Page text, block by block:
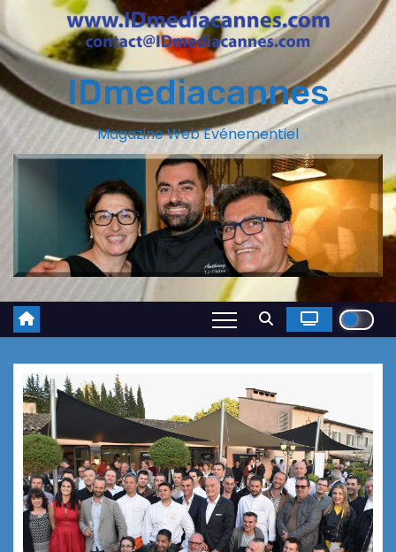
IDmediacannes
Magazine Web Evénementiel